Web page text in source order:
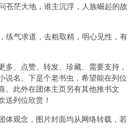
苍茫大地，谁主沉浮，人族崛起的故
练气求道，去粗取精，明心见性，有
多、点赞、转发、珍藏、需要支持，
说名。下是个老书虫，希望能在列位
。此外在团体主页另有其他推书文
送列位欣赏！
体观念，图片封面均从网络转载，若